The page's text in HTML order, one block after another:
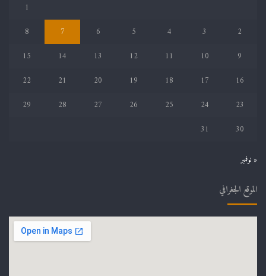
1
2
3
4
5
6
7
8
9
10
11
12
13
14
15
16
17
18
19
20
21
22
23
24
25
26
27
28
29
30
31
« نوفمبر
الموقع الجغرافي